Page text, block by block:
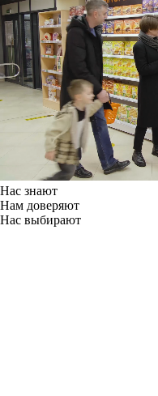
Нас знают
Нам доверяют
Нас выбирают